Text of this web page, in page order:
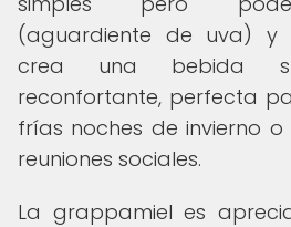
(aguardiente de uva) y
crea una bebida
reconfortante, perfecta
frías noches de invierno
reuniones sociales.
La grappamiel es